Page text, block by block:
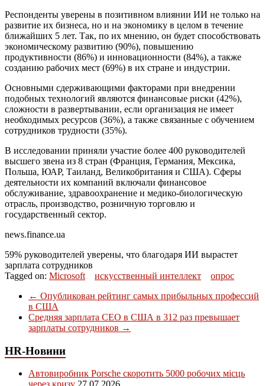
Респонденты уверены в позитивном влиянии ИИ не только на
развитие их бизнеса, но и на экономику в целом в течение
ближайших 5 лет. Так, по их мнению, он будет способствовать
экономическому развитию (90%), повышению
продуктивности (86%) и инновационности (84%), а также
созданию рабочих мест (69%) в их стране и индустрии.
Основными сдерживающими факторами при внедрении
подобных технологий являются финансовые риски (42%),
сложности в развертывании, если организация не имеет
необходимых ресурсов (36%), а также связанные с обучением
сотрудников трудности (35%).
В исследовании приняли участие более 400 руководителей
высшего звена из 8 стран (Франция, Германия, Мексика,
Польша, ЮАР, Таиланд, Великобритания и США). Сферы
деятельности их компаний включали финансовое
обслуживание, здравоохранение и медико-биологическую
отрасль, производство, розничную торговлю и
государственный сектор.
news.finance.ua
59% руководителей уверены, что благодаря ИИ вырастет
зарплата сотрудников
Tagged on: Microsoft искусственный интеллект
опрос
← Опубликован рейтинг самых прибыльных профессий
в США
Средняя зарплата CEO в США в 312 раз превышает
зарплаты сотрудников →
HR-Новини
Автовиробник Porsche скоротить 5000 робочих місць